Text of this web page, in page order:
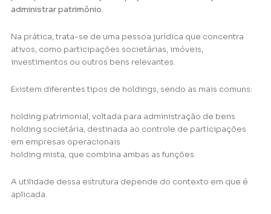
administrar patrimônio.
Na prática, trata-se de uma pessoa jurídica que concentra
ativos, como participações societárias, imóveis,
investimentos ou outros bens relevantes.
Existem diferentes tipos de holdings, sendo as mais comuns:
holding patrimonial, voltada para administração de bens
holding societária, destinada ao controle de participações
em empresas operacionais
holding mista, que combina ambas as funções
A utilidade dessa estrutura depende do contexto em que é
aplicada.